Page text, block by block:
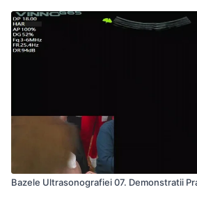
Bazele Ultrasonografiei 07. Demonstratii